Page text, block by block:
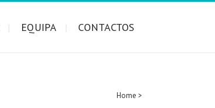
EQUIPA CONTACTOS
Home >